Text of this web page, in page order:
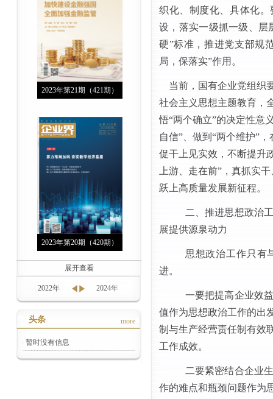
2023年第21期（421期）
2023年第20期（420期）
展开查看
2022年 2024年
头条 more
暂时没有信息
织化、制度化、具体化。
设， 落实一级抓一级、层
硬”标准，推进党支部规
局，保落实”作用。
当前， 国有企业党组织
社会主义思想主题教育，
悟“两个确立”的决定性意
自信”、做到“两个维护” ，
促干上见实效，不断提升
上游、走在前”，真抓实
跃上高质量发展新征程。
二、推进思想政治
展提供源泉动力
思想政治工作只有
进。
一要把提高企业效
值作为思想政治工作的出
制与生产经营责任制有效
工作成效。
二要紧密结合企业
作的难点和瓶颈问题作为